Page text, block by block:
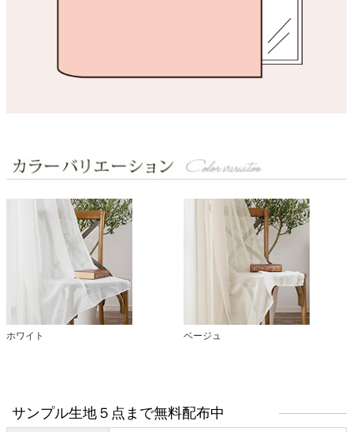
ホワイト ベージュ
サンプル生地５点まで無料配布中